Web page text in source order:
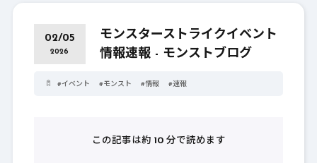
02/05
2026
モンスターストライクイベント
情報速報 - モンストブログ
#イベント #モンスト #情報 #速報
この記事は約 10分で読めます